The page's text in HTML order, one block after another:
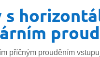
příčným prouděním